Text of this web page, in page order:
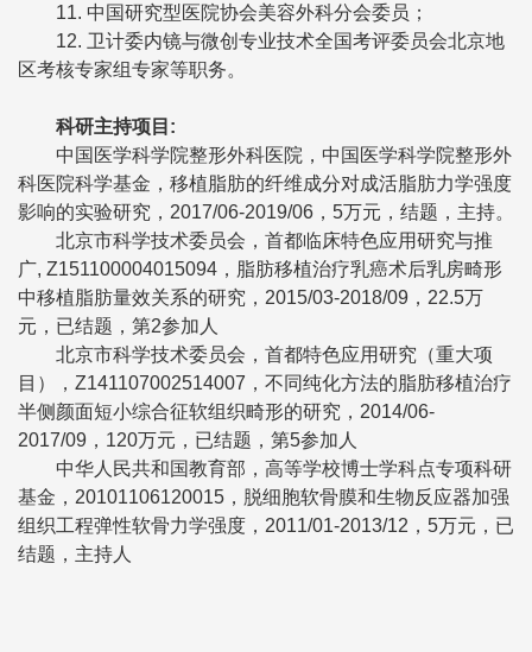
11. 中国研究型医院协会美容外科分会委员；
12. 卫计委内镜与微创专业技术全国考评委员会北京地
区考核专家组专家等职务。
科研主持项目 :
中国医学科学院整形外科医院，中国医学科学院整形外
科医院科学基金，移植脂肪的纤维成分对成活脂肪力学强度
影响的实验研究，2017/06-2019/06，5万元，结题，主持。
北京市科学技术委员会，首都临床特色应用研究与推
广, Z151100004015094，脂肪移植治疗乳癌术后乳房畸形
中移植脂肪量效关系的研究，2015/03-2018/09，22.5万
元，已结题，第2参加人
北京市科学技术委员会，首都特色应用研究（重大项
目），Z141107002514007，不同纯化方法的脂肪移植治疗
半侧颜面短小综合征软组织畸形的研究，2014/06-
2017/09，120万元，已结题，第5参加人
中华人民共和国教育部，高等学校博士学科点专项科研
基金，20101106120015，脱细胞软骨膜和生物反应器加强
组织工程弹性软骨力学强度，2011/01-2013/12，5万元，已
结题，主持人